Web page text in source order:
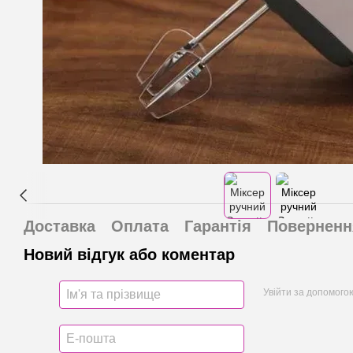
Доставка Оплата Гарантія
Новий відгук або коментар
Увійти за